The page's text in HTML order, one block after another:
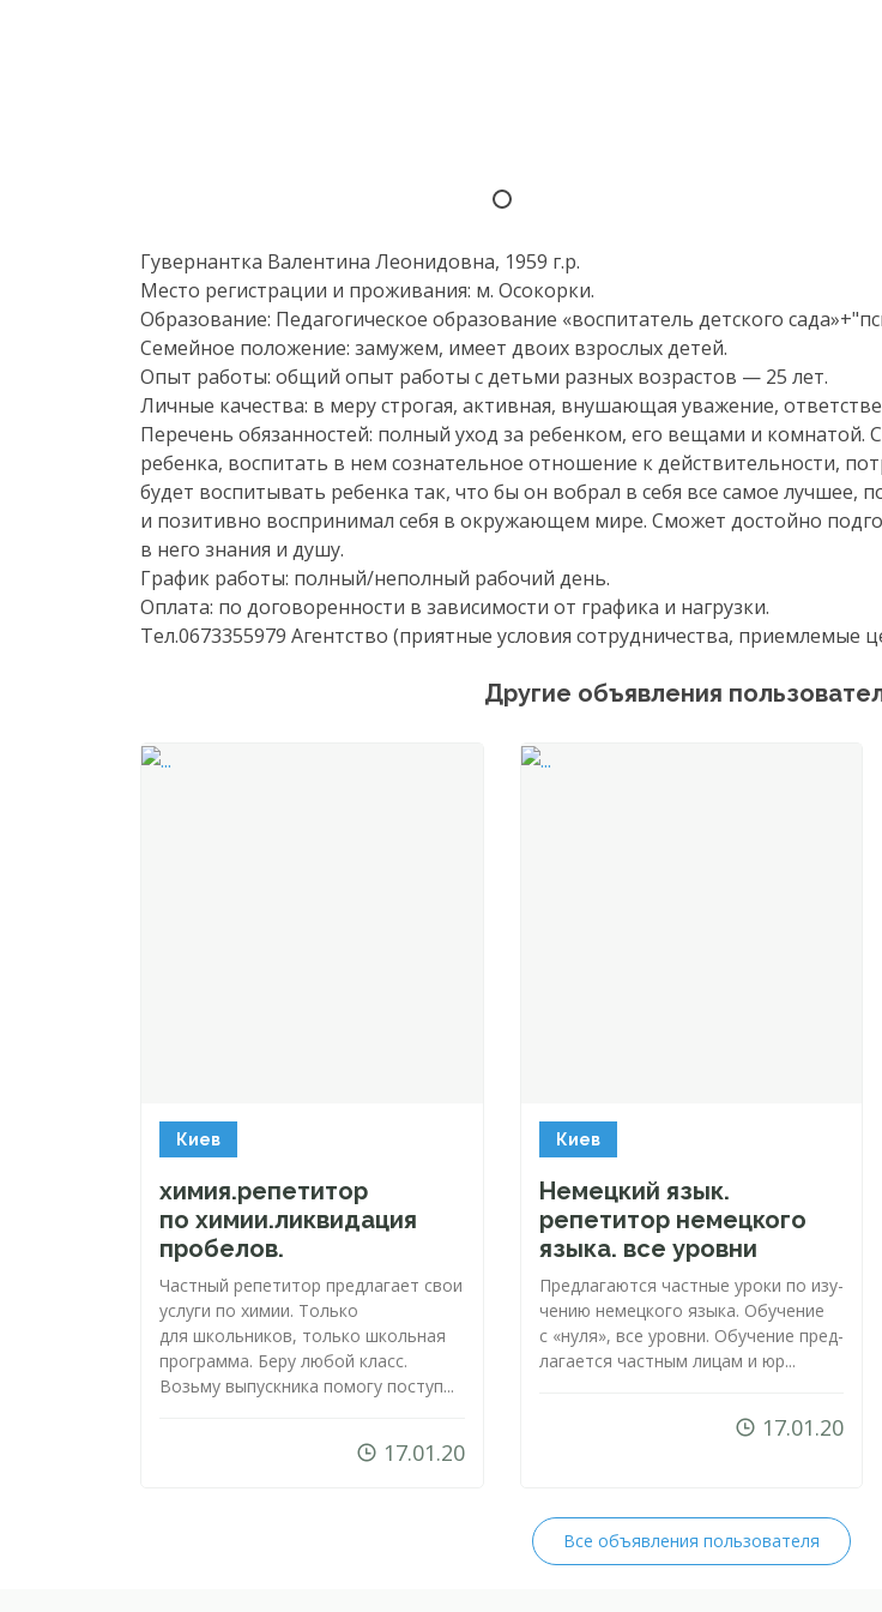
Гувернантка Валентина Леонидовна, 1959 г.р.
Место регистрации и проживания: м. Осокорки.
Образование: Педагогическое образование «воспитатель детского
Семейное положение: замужем, имеет двоих взрослых детей.
Опыт работы: общий опыт работы с детьми разных возрастов — 25 лет.
Личные качества: в меру строгая, активная, внушающая уважение,
Перечень обязанностей: полный уход за ребенком, его вещами и комнатой.
ребенка, воспитать в нем сознательное отношение к действительности,
будет воспитывать ребенка так, что бы он вобрал в себя все самое лучшее,
и позитивно воспринимал себя в окружающем мире. Сможет достойно
в него знания и душу.
График работы: полный/неполный рабочий день.
Оплата: по договоренности в зависимости от графика и нагрузки.
Тел.0673355979 Агентство (приятные условия сотрудничества, приемлемые
Другие объявления
Киев
химия.репетитор
по химии.ликвидация
пробелов.
Частный репетитор предлагает свои
услуги по химии. Только
для школьников, только школьная
программа. Беру любой класс.
Возьму выпускника помогу поступ...
17.01.20
Киев
Немецкий язык.
репетитор немецкого
языка. все уровни
Пред­ла­га­ют­ся час­тные уро­ки по изу­
че­нию не­мец­ко­го язы­ка. Обуче­ние
с «ну­ля», все уров­ни. Обу­че­ние пред­
ла­га­ет­ся час­тным ли­цам и юр...
17.01.20
Все объявления пользователя